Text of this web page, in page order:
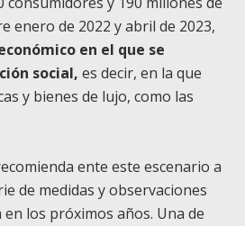
enero de 2022 y abril de 2023,
en el que se
social, es decir, en la que
y bienes de lujo, como las
ente este escenario a
de medidas y observaciones
los próximos años. Una de